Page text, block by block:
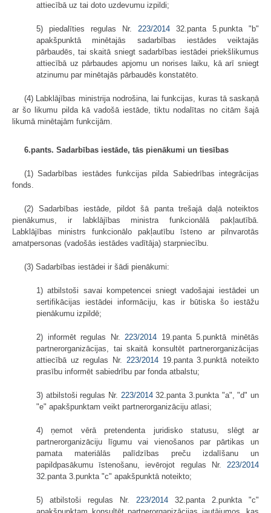
attiecībā uz tai doto uzdevumu izpildi;
5) piedalīties regulas Nr. 223/2014 32.panta 5.punkta "b"
apakšpunktā minētajās sadarbības iestādes veiktajās
pārbaudēs, tai skaitā sniegt sadarbības iestādei priekšlikumus
attiecībā uz pārbaudes apjomu un norises laiku, kā arī sniegt
atzinumu par minētajās pārbaudēs konstatēto.
(4) Labklājības ministrija nodrošina, lai funkcijas, kuras tā saskaņā
ar šo likumu pilda kā vadošā iestāde, tiktu nodalītas no citām šajā
likumā minētajām funkcijām.
6.pants. Sadarbības iestāde, tās pienākumi un tiesības
(1) Sadarbības iestādes funkcijas pilda Sabiedrības integrācijas
fonds.
(2) Sadarbības iestāde, pildot šā panta trešajā daļā noteiktos
pienākumus, ir labklājības ministra funkcionālā pakļautībā.
Labklājības ministrs funkcionālo pakļautību īsteno ar pilnvarotās
amatpersonas (vadošās iestādes vadītāja) starpniecību.
(3) Sadarbības iestādei ir šādi pienākumi:
1) atbilstoši savai kompetencei sniegt vadošajai iestādei un
sertifikācijas iestādei informāciju, kas ir būtiska šo iestāžu
pienākumu izpildē;
2) informēt regulas Nr.223/2014 19.panta 5.punktā minētās
partnerorganizācijas, tai skaitā konsultēt partnerorganizācijas
attiecībā uz regulas Nr. 223/201419.panta 3.punktā noteikto
prasību informēt sabiedrību par fonda atbalstu;
3) atbilstoši regulas Nr. 223/201432.panta 3.punkta "a", "d" un
"e" apakšpunktam veikt partnerorganizāciju atlasi;
4) ņemot vērā pretendenta juridisko statusu, slēgt ar
partnerorganizāciju līgumu vai vienošanos par pārtikas un
pamata materiālās palīdzības preču izdalīšanu un
papildpasākumu īstenošanu, ievērojot regulas Nr. 223/2014
32.panta 3.punkta "c" apakšpunktā noteikto;
5) atbilstoši regulas Nr. 223/2014 32.panta 2.punkta "c"